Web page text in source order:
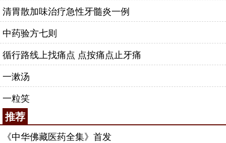
清胃散加味治疗急性牙髓炎一例
中药验方七则
循行路线上找痛点 点按痛点止牙痛
一漱汤
一粒笑
推荐
《中华佛藏医药全集》首发